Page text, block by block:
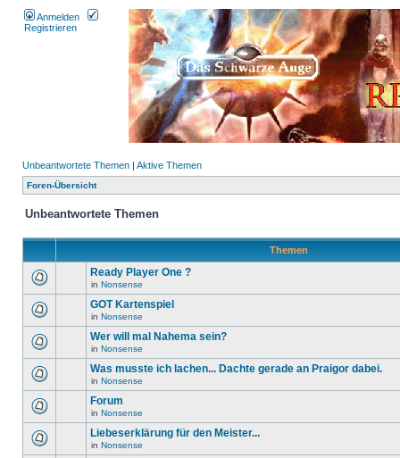
Anmelden
Registrieren
Unbeantwortete Themen | Aktive Themen
Foren-Übersicht
Unbeantwortete Themen
Themen
Ready Player One ?
in Nonsense
GOT Kartenspiel
in Nonsense
Wer will mal Nahema sein?
in Nonsense
Was musste ich lachen... Dachte gerade an Praigor dabei.
in Nonsense
Forum
in Nonsense
Liebeserklärung für den Meister...
in Nonsense